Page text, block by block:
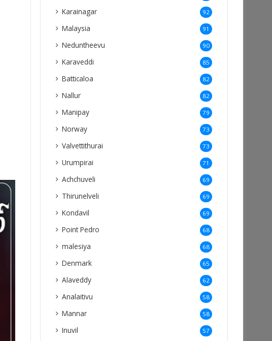
Karainagar 92
Malaysia 91
Neduntheevu 90
Karaveddi 85
Batticaloa 82
Nallur 82
Manipay 79
Norway 73
Valvettithurai 73
Urumpirai 71
Achchuveli 69
Thirunelveli 69
Kondavil 69
Point Pedro 68
malesiya 68
Denmark 65
Alaveddy 62
Analaitivu 58
Mannar 58
Inuvil 57